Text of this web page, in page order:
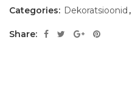
Categories: Dekoratsioonid ,
Share: